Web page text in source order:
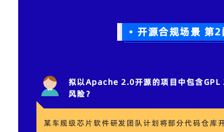
开源合规场景 第2
拟以Apache 2.0开源的项目中包含GPL
风险？
某车规级芯片软件研发团队计划将部分代码仓库